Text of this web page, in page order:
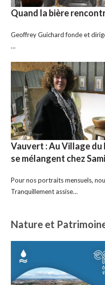
Quand la bière
Geoffrey Guichard fonde et
…
Vauvert : Au Village
se mélangent chez
Pour nos portraits mensuels,
Tranquillement assise…
Nature et